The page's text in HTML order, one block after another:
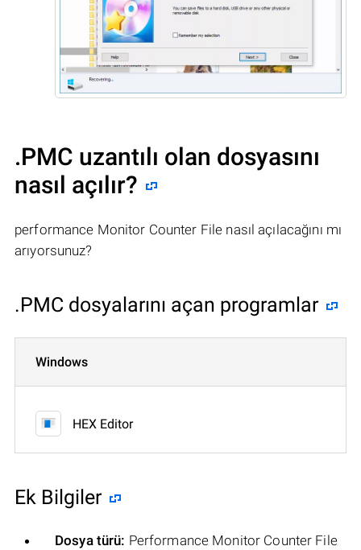
.PMC uzantılı olan dosyasını
nasıl açılır?
performance Monitor Counter File nasıl açılacağını mı
arıyorsunuz?
.PMC dosyalarını açan programlar
Windows
HEX Editor
Ek Bilgiler
Dosya türü: Performance Monitor Counter File